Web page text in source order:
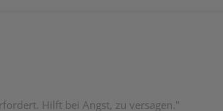
Hilft bei Angst, zu versagen."